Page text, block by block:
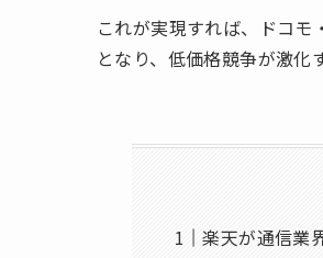
これが実現すれば、ドコ
となり、低価格競争が激化
楽天が通信業